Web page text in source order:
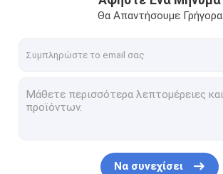
Θα Απαντήσουμε Γρήγορα
Να συνεχίσει